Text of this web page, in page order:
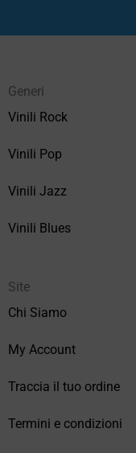
Generi
Vinili Rock
Vinili Pop
Vinili Jazz
Vinili Blues
Site
Chi Siamo
My Account
Traccia il tuo ordine
Termini e condizioni